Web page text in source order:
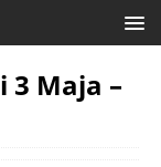
3 Maja –